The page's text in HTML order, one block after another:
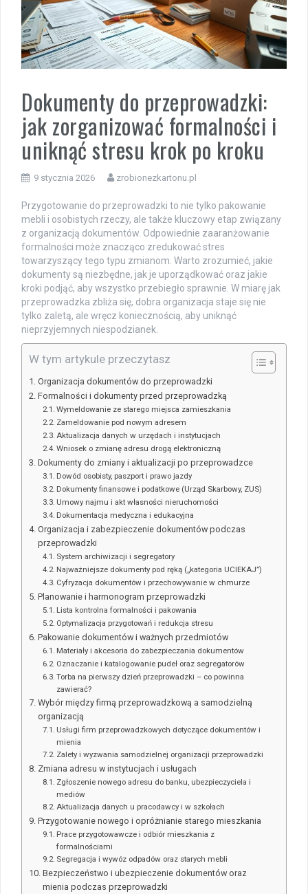
Dokumenty do przeprowadzki:
jak zorganizować formalności i
uniknąć stresu krok po kroku
9 stycznia 2026 zrobionezkartonu.pl
Przygotowanie do przeprowadzki to nie tylko pakowanie
mebli i osobistych rzeczy, ale także kluczowy etap związany
z organizacją dokumentów. Odpowiednie zaaranżowanie
formalności może znacząco zredukować stres
towarzyszący tego typu zmianom. Warto zrozumieć, jakie
dokumenty są niezbędne, jak je uporządkować oraz jakie
kroki podjąć, aby wszystko przebiegło sprawnie. W miarę jak
przeprowadzka zbliża się, dobra organizacja staje się nie
tylko zaletą, ale wręcz koniecznością, aby uniknąć
nieprzyjemnych niespodzianek.
W tym artykule przeczytasz
Organizacja dokumentów do przeprowadzki
Formalności i dokumenty przed przeprowadzką
Wymeldowanie ze starego miejsca zamieszkania
Zameldowanie pod nowym adresem
Aktualizacja danych w urzędach i instytucjach
Wniosek o zmianę adresu drogą elektroniczną
Dokumenty do zmiany i aktualizacji po przeprowadzce
Dowód osobisty, paszport i prawo jazdy
Dokumenty finansowe i podatkowe (Urząd Skarbowy, ZUS)
Umowy najmu i akt własności nieruchomości
Dokumentacja medyczna i edukacyjna
Organizacja i zabezpieczenie dokumentów podczas
przeprowadzki
System archiwizacji i segregatory
Najważniejsze dokumenty pod ręką („kategoria UCIEKAJ”)
Cyfryzacja dokumentów i przechowywanie w chmurze
Planowanie i harmonogram przeprowadzki
Lista kontrolna formalności i pakowania
Optymalizacja przygotowań i redukcja stresu
Pakowanie dokumentów i ważnych przedmiotów
Materiały i akcesoria do zabezpieczania dokumentów
Oznaczanie i katalogowanie pudeł oraz segregatorów
Torba na pierwszy dzień przeprowadzki – co powinna
zawierać?
Wybór między firmą przeprowadzkową a samodzielną
organizacją
Usługi firm przeprowadzkowych dotyczące dokumentów i
mienia
Zalety i wyzwania samodzielnej organizacji przeprowadzki
Zmiana adresu w instytucjach i usługach
Zgłoszenie nowego adresu do banku, ubezpieczyciela i
mediów
Aktualizacja danych u pracodawcy i w szkołach
Przygotowanie nowego i opróżnianie starego mieszkania
Prace przygotowawcze i odbiór mieszkania z
formalnościami
Segregacja i wywóz odpadów oraz starych mebli
Bezpieczeństwo i ubezpieczenie dokumentów oraz
mienia podczas przeprowadzki